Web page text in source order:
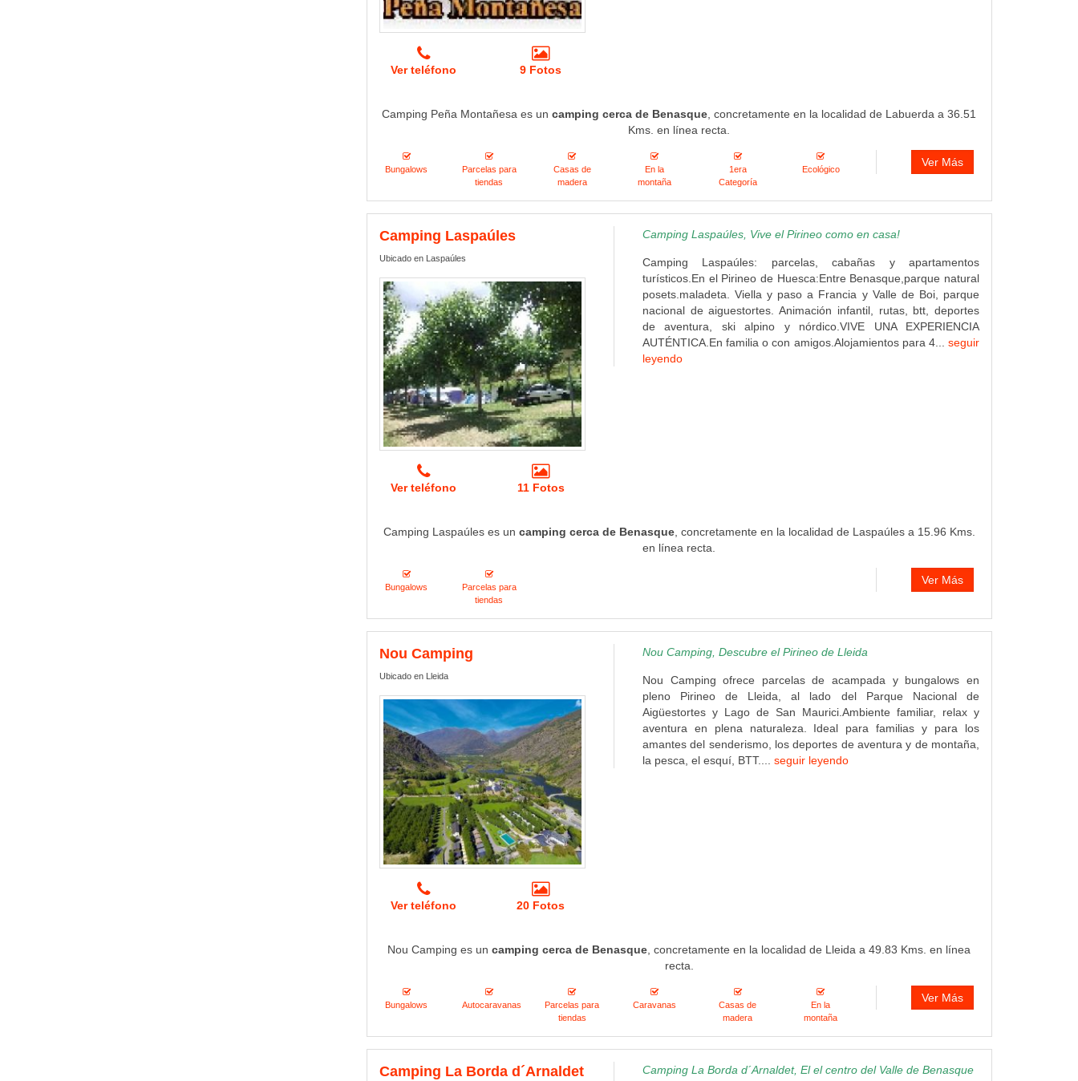
Ver teléfono 9 Fotos
Camping Peña Montañesa es uncamping cerca de Benasque , concretamente en la localidad de Labuerda a 36.51
Kms. en línea recta.
Bungalows
Parcelas para
tiendas
Casas de
madera
En la
montaña
1era
Categoría
Ecológico
Ver Más
Camping Laspaúles
Ubicado en Laspaúles
Ver teléfono 11 Fotos
Camping Laspaúles, Vive el Pirineo como en casa!
Camping Laspaúles: parcelas, cabañas y apartamentos
turísticos.En el Pirineo de Huesca:Entre Benasque,parque natural
posets.maladeta. Viella y paso a Francia y Valle de Boi, parque
nacional de aiguestortes. Animación infantil, rutas, btt, deportes
de aventura, ski alpino y nórdico.VIVE UNA EXPERIENCIA
AUTÉNTICA.En familia o con amigos.Alojamientos para 4... seguir
leyendo
Camping Laspaúles es un camping cerca de Benasque, concretamente en la localidad de Laspaúles a 15.96 Kms.
en línea recta.
Bungalows
Parcelas para
tiendas
Ver Más
Nou Camping
Ubicado en Lleida
Ver teléfono 20 Fotos
Nou Camping, Descubre el Pirineo de Lleida
Nou Camping ofrece parcelas de acampada y bungalows en
pleno Pirineo de Lleida, al lado del Parque Nacional de
Aigüestortes y Lago de San Maurici.Ambiente familiar, relax y
aventura en plena naturaleza. Ideal para familias y para los
amantes del senderismo, los deportes de aventura y de montaña,
la pesca, el esquí, BTT.... seguir leyendo
Nou Camping es uncamping cerca de Benasque , concretamente en la localidad de Lleida a 49.83 Kms. en línea
recta.
Bungalows Autocaravanas
Parcelas para
tiendas
Caravanas
Casas de
madera
En la
montaña
Ver Más
Camping La Borda d´Arnaldet Camping La Borda d´Arnaldet, El el centro del Valle de Benasque